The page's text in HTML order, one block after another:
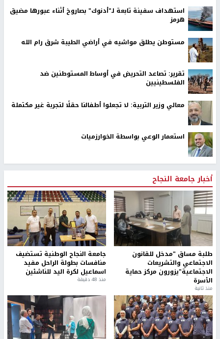
استهداف سفينة تابعة لـ"أدنوك" بصاروخ أثناء عبورها مضيق
هرمز
مستوطن يطلق مواشيه في أراضي الطيبة شرق رام الله
تقرير: تصاعد التحريض في أوساط المستوطنين ضد
الفلسطينيين
معالي وزير التربية: لا تجعلوا أطفالنا حقلًا لتجربة غير مكتملة
استعمار الوعي بواسطة الخوارزميات
أخبار جامعة النجاح
طلبة مساق "مدخل للقانون
الاجتماعي والتشريعات
الاجتماعية"يزورون مركز حماية
الأسرة
منذ ثانية
جامعة النجاح الوطنية تستضيف
منافسات بطولة الراحل مفيد
اسماعيل لكرة اليد للناشئين
منذ 48 دقيقة